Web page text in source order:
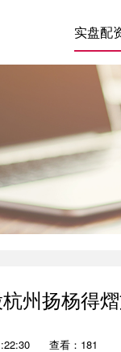
实盘配
州扬杨得
查看：181